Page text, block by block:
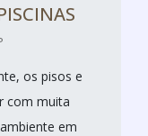
os pisos e
com muita
em